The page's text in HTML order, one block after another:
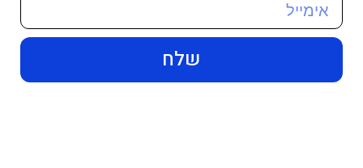
שלח